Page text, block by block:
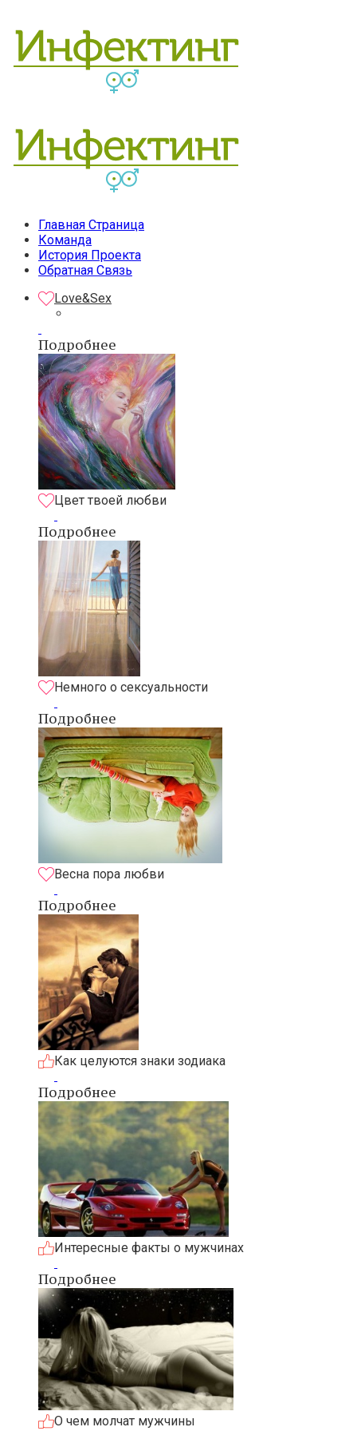
Главная Страница
Команда
История Проекта
Обратная Связь
Love&Sex
Подробнее
Цвет твоей любви
Подробнее
Немного о сексуальности
Подробнее
Весна пора любви
Подробнее
Как целуются знаки зодиака
Подробнее
Интересные факты о мужчинах
Подробнее
О чем молчат мужчины